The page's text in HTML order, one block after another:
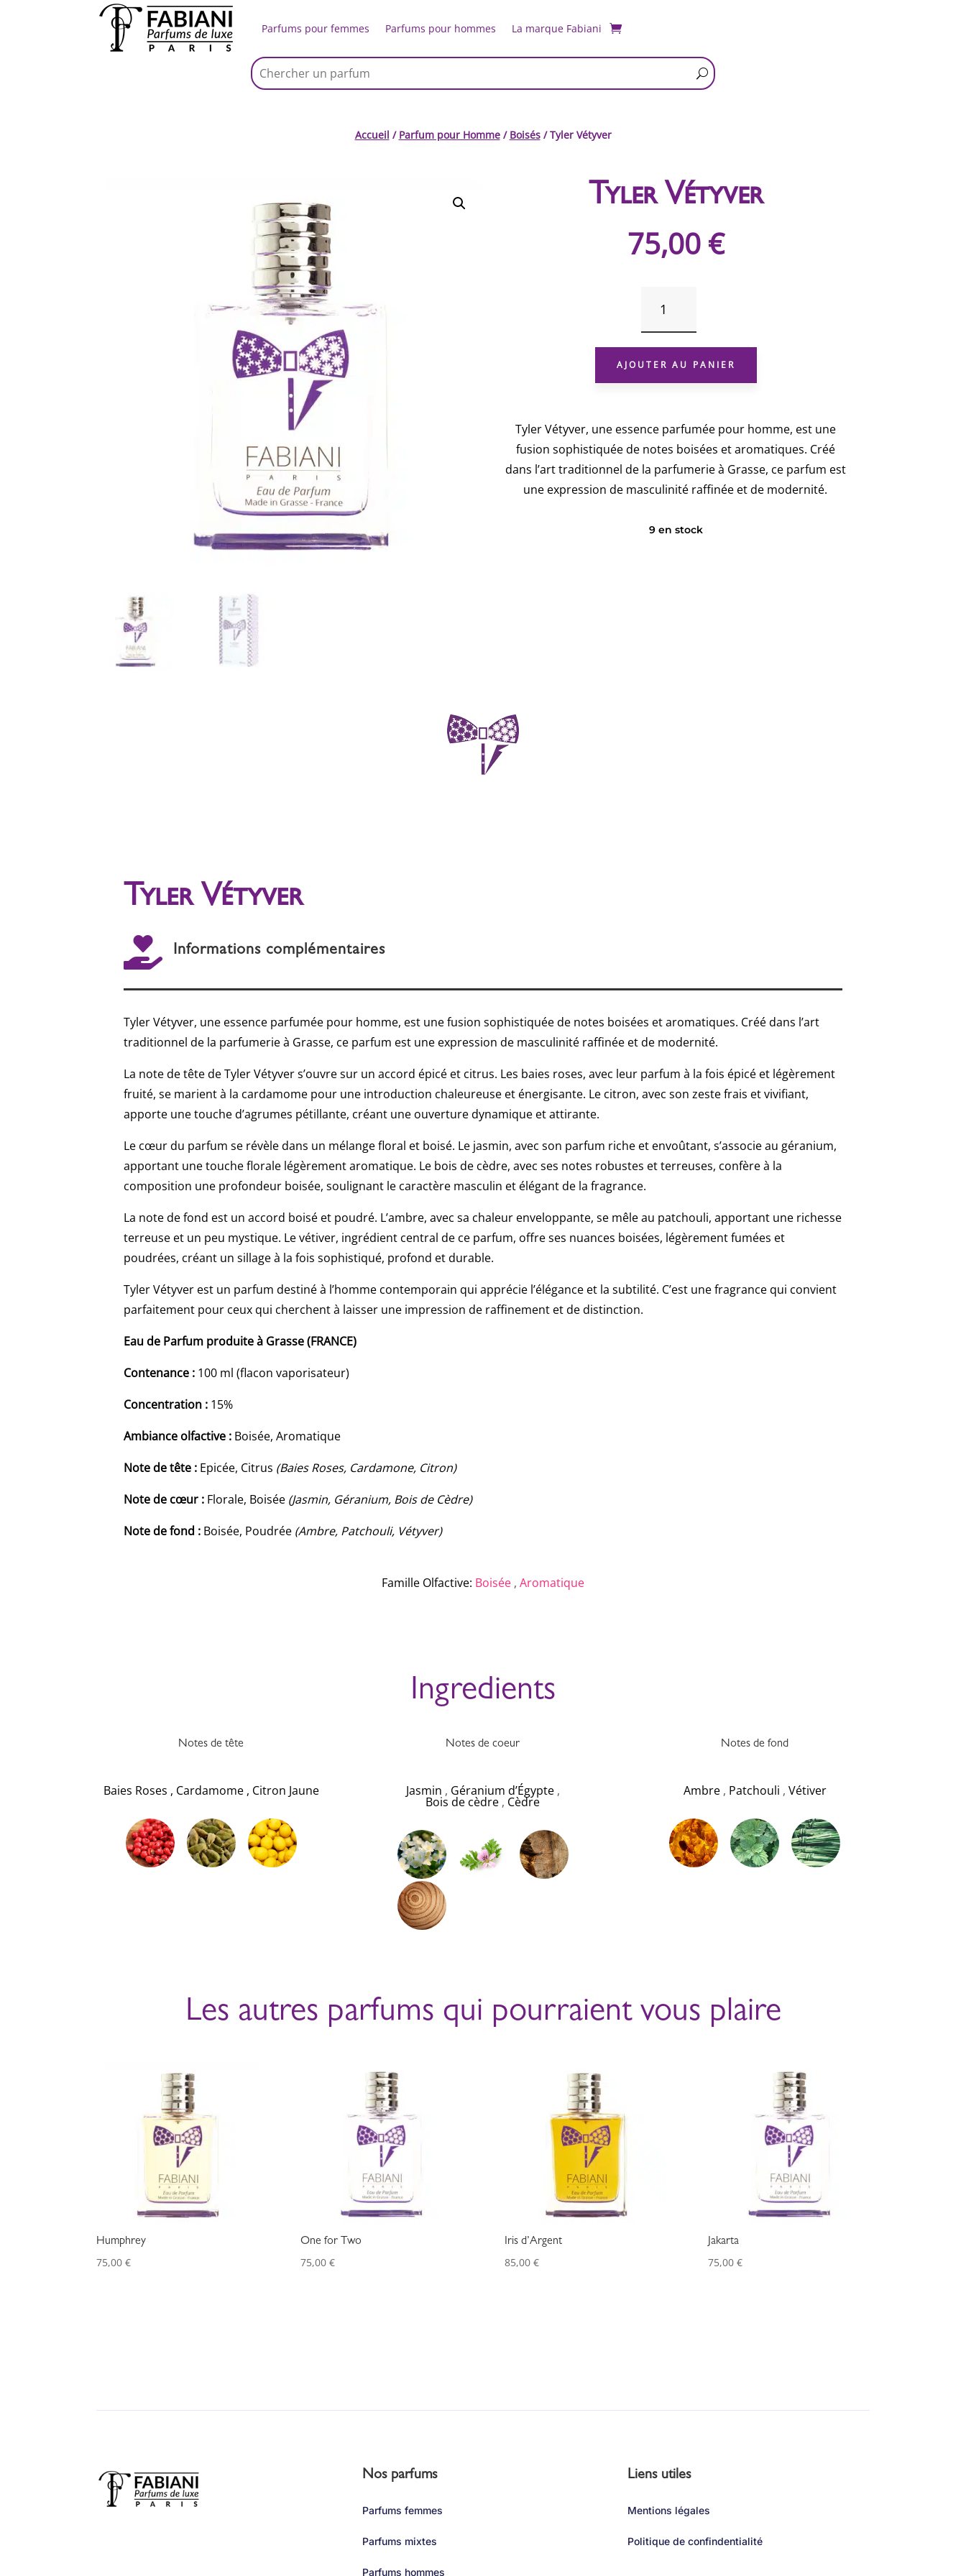
Parfums pour femmes Parfums pour hommes La marque Fabiani
Accueil / Parfum pour Homme/ Boisés/ Tyler Vétyver
Tyler Vétyver
75,00 €
TYLER
VÉTYVER
AJOUTER AU PANIER
Tyler Vétyver, une essence parfumée pour homme, est une
fusion sophistiquée de notes boisées et aromatiques. Créé
dans l’art traditionnel de la parfumerie à Grasse, ce parfum est
une expression de masculinité raffinée et de modernité.
9 en stock
Tyler Vétyver
 Informations complémentaires
Tyler Vétyver, une essence parfumée pour homme, est une fusion sophistiquée de notes boisées et aromatiques. Créé dans l’art
traditionnel de la parfumerie à Grasse, ce parfum est une expression de masculinité raffinée et de modernité.
La note de tête de Tyler Vétyver s’ouvre sur un accord épicé et citrus. Les baies roses, avec leur parfum à la fois épicé et légèrement
fruité, se marient à la cardamome pour une introduction chaleureuse et énergisante. Le citron, avec son zeste frais et vivifiant,
apporte une touche d’agrumes pétillante, créant une ouverture dynamique et attirante.
Le cœur du parfum se révèle dans un mélange floral et boisé. Le jasmin, avec son parfum riche et envoûtant, s’associe au géranium,
apportant une touche florale légèrement aromatique. Le bois de cèdre, avec ses notes robustes et terreuses, confère à la
composition une profondeur boisée, soulignant le caractère masculin et élégant de la fragrance.
La note de fond est un accord boisé et poudré. L’ambre, avec sa chaleur enveloppante, se mêle au patchouli, apportant une richesse
terreuse et un peu mystique. Le vétiver, ingrédient central de ce parfum, offre ses nuances boisées, légèrement fumées et
poudrées, créant un sillage à la fois sophistiqué, profond et durable.
Tyler Vétyver est un parfum destiné à l’homme contemporain qui apprécie l’élégance et la subtilité. C’est une fragrance qui convient
parfaitement pour ceux qui cherchent à laisser une impression de raffinement et de distinction.
Eau de Parfum produite à Grasse (FRANCE)
Contenance : 100 ml (flacon vaporisateur)
Concentration : 15%
Ambiance olfactive : Boisée, Aromatique
Note de tête : Epicée, Citrus (Baies Roses, Cardamone, Citron)
Note de cœur : Florale, Boisée (Jasmin, Géranium, Bois de Cèdre)
Note de fond : Boisée, Poudrée (Ambre, Patchouli, Vétyver)
Famille Olfactive: Boisée , Aromatique
Ingredients
Notes de tête
Baies Roses , Cardamome , Citron Jaune
Notes de coeur
Jasmin , Géranium d’Égypte ,
Bois de cèdre , Cèdre
Notes de fond
Ambre , Patchouli , Vétiver
Les autres parfums qui pourraient vous plaire
Humphrey
75,00€
One for Two
75,00 €
Iris d’Argent
85,00 €
Jakarta
75,00€
Nos parfums
Parfums femmes
Parfums mixtes
Parfums hommes
Liens utiles
Mentions légales
Politique de confindentialité